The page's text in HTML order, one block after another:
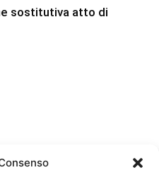
sostitutiva atto di